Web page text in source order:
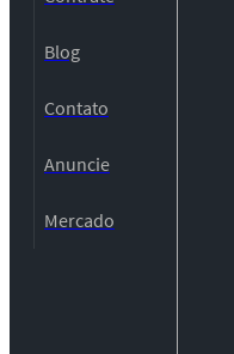
Blog
Contato
Anuncie
Mercado